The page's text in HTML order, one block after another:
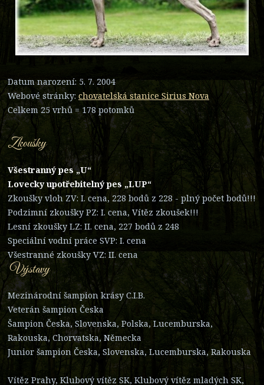
Datum narození: 5. 7. 2004
Webové stránky: chovatelská stanice Sirius Nova
Celkem 25 vrhů = 178 potomků
Zkoušky
Všestranný pes „U“
Lovecky upotřebitelný pes „LUP“
Zkoušky vloh ZV: I. cena, 228 bodů z 228 - plný počet bodů!!!
Podzimní zkoušky PZ: I. cena, Vítěz zkoušek!!!
Lesní zkoušky LZ: II. cena, 227 bodů z 248
Speciální vodní práce SVP: I. cena
Všestranné zkoušky VZ: II. cena
Výstavy
Mezinárodní šampion krásy C.I.B.
Veterán šampion Česka
Šampion Česka, Slovenska, Polska, Lucemburska,
Rakouska, Chorvatska, Německa
Junior šampion Česka, Slovenska, Lucemburska, Rakouska
Vítěz Prahy, Klubový vítěz SK, Klubový vítěz mladých SK,